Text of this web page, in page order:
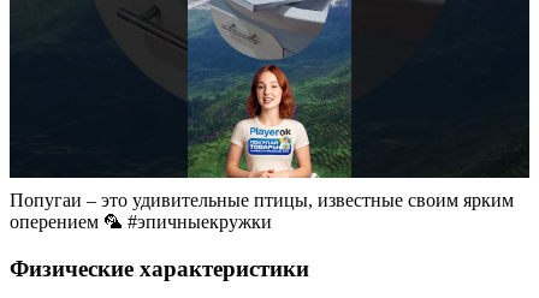
Попугаи – это удивительные птицы, известные своим ярким
оперением 🦜 #эпичныекружки
Физические характеристики